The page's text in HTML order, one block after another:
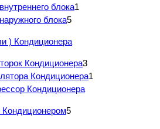
блока1
блока5
) Кондиционера
Кондиционера3
Кондиционера1
Кондиционера
Кондиционером5